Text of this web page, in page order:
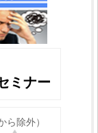
ミナー
除外）